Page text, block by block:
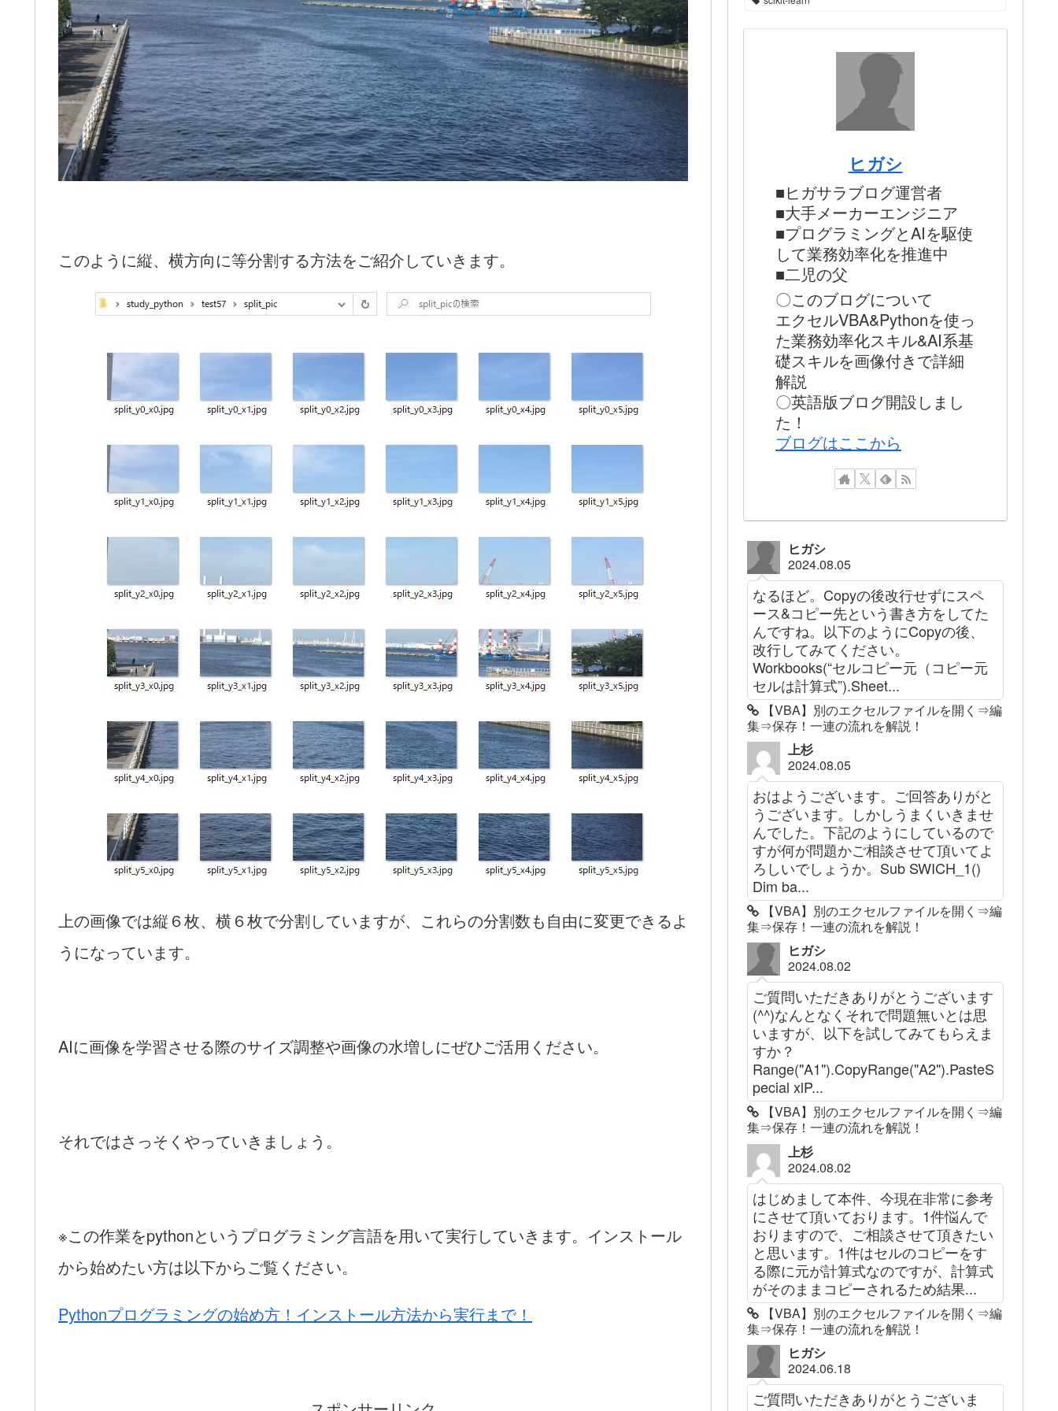
このように縦、横方向に等分割する方法をご紹介していきます。
上の画像では縦６枚、横６枚で分割していますが、これらの分割数も自由に変更できるよ
うになっています。
AIに画像を学習させる際のサイズ調整や画像の水増しにぜひご活用ください。
それではさっそくやっていきましょう。
※この作業をpythonというプログラミング言語を用いて実行していきます。インストール
から始めたい方は以下からご覧ください。
Pythonプログラミングの始め方！インストール方法から実行まで！
ヒガシ
■ヒガサラブログ運営者
■大手メーカーエンジニア
■プログラミングとAIを駆使
して業務効率化を推進中
■二児の父
〇このブログについて
エクセルVBA&Pythonを使っ
た業務効率化スキル&AI系基
礎スキルを画像付きで詳細
解説
〇英語版ブログ開設しまし
た！
ブログはここから
ヒガシ
2024.08.05
なるほど。Copyの後改行せずにスペ
ース&コピー先という書き方をしてた
んですね。以下のようにCopyの後、
改行してみてください。
Workbooks(“セルコピー元（コピー元
セルは計算式”).Sheet...
【VBA】別のエクセルファイルを開く⇒編
集⇒保存！一連の流れを解説！
上杉
2024.08.05
おはようございます。ご回答ありがと
うございます。しかしうまくいきませ
んでした。下記のようにしているので
すが何が問題かご相談させて頂いてよ
ろしいでしょうか。Sub SWICH_1()
Dim ba...
【VBA】別のエクセルファイルを開く⇒編
集⇒保存！一連の流れを解説！
ヒガシ
2024.08.02
ご質問いただきありがとうございます
(^^)なんとなくそれで問題無いとは思
いますが、以下を試してみてもらえま
すか？
Range("A1").CopyRange("A2").PasteS
pecial xlP...
【VBA】別のエクセルファイルを開く⇒編
集⇒保存！一連の流れを解説！
上杉
2024.08.02
はじめまして本件、今現在非常に参考
にさせて頂いております。1件悩んで
おりますので、ご相談させて頂きたい
と思います。1件はセルのコピーをす
る際に元が計算式なのですが、計算式
がそのままコピーされるため結果...
【VBA】別のエクセルファイルを開く⇒編
集⇒保存！一連の流れを解説！
ヒガシ
2024.06.18
ご質問いただきありがとうございま